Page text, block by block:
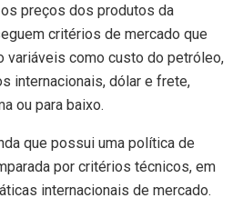
preços dos produtos da
critérios de mercado que
variáveis como custo do petróleo,
internacionais, dólar e frete,
ou para baixo.
que possui uma política de
por critérios técnicos, em
internacionais de mercado.